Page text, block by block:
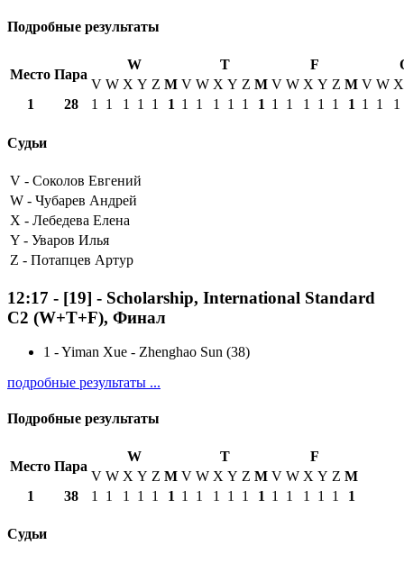
Подробные результаты
Место Пара
W T F
V W X Y Z М V W X Y Z М V W X Y Z М V W X
1
28 1 1 1 1 1 1 1 1 1 1 1 1 1 1 1 1 1 1 1 1 1
Судьи
V - Соколов Евгений
W - Чубарев Андрей
X - Лебедева Елена
Y - Уваров Илья
Z - Потапцев Артур
12:17 - [19] - Scholarship, International Standard
C2 (W+T+F), Финал
1 -Yiman Xue - Zhenghao Sun (38)
подробные результаты ...
Подробные результаты
Место Пара
W T
F
V W X Y Z М V W X Y Z М V W X Y Z М
1
38 1 1 1 1 1 1 1 1 1 1 1 1 1 1 1 1 1 1
Судьи